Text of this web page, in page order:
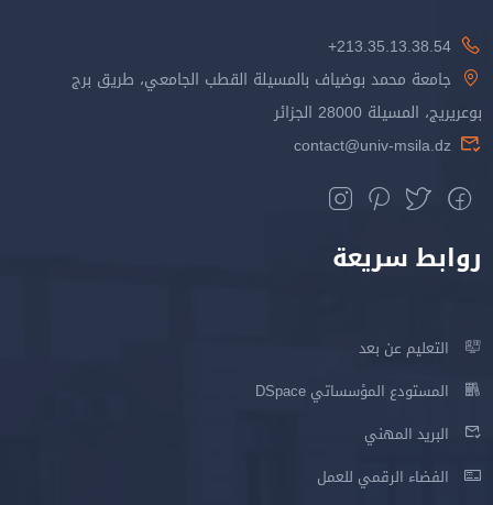
213.35.13.38.54+
جامعة محمد بوضياف بالمسيلة القطب الجامعي، طريق برج
بوعريريج، المسيلة 28000 الجزائر
contact@univ-msila.dz
روابط سريعة
التعليم عن بعد
المستودع المؤسساتي DSpace
البريد المهني
الفضاء الرقمي للعمل